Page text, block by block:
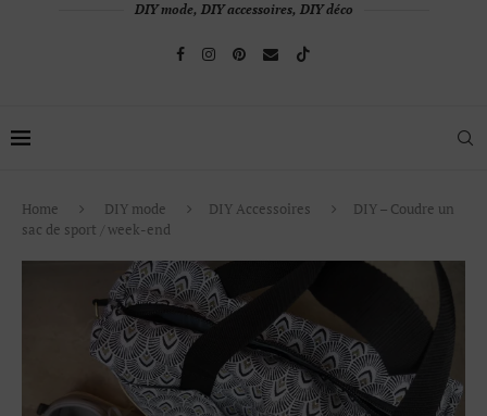
DIY mode, DIY accessoires, DIY déco
Home DIY mode DIY Accessoires
DIY – Coudre un
sac de sport / week-end